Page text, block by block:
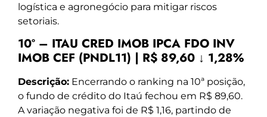
logística e agronegócio para mitigar riscos
setoriais.
10º – ITAU CRED IMOB IPCA FDO INV
IMOB CEF (PNDL11) | R$ 89,60 ↓ 1,28%
Descrição: Encerrando o ranking na 10ª posição,
o fundo de crédito do Itaú fechou em R$ 89,60.
A variação negativa foi de R$ 1,16, partindo de